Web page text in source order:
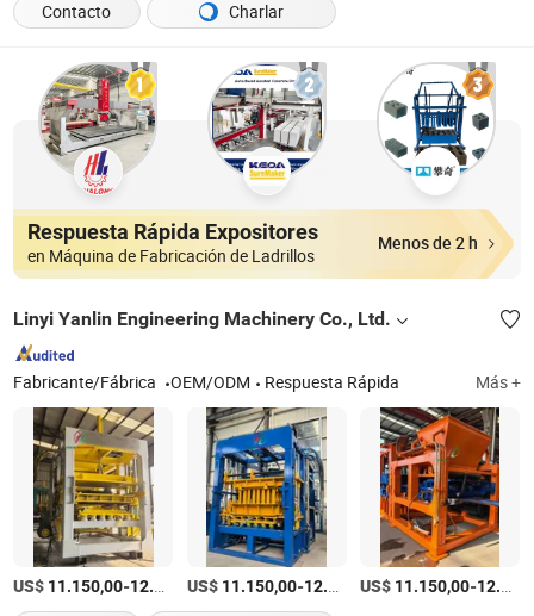
Contacto
Charlar
Respuesta Rápida Expositores
en Máquina de Fabricación de Ladrillos
Menos de 2 h
Linyi Yanlin Engineering Machinery Co., Ltd.
Fabricante/Fábrica OEM/ODM Respuesta Rápida Más +
US$ 11.150,00-12.050,00 /Set
US$ 11.150,00-12.050,00 /Set
US$ 11.150,00-12.050,00